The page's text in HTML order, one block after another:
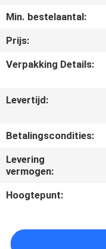
NEEM
CONTACT
OP
VERZOEK
EEN
CITAAT
SITEMAP
PRIVACY
Min. bestelaantal:
Prijs:
Verpakking Details:
Levertijd:
Betalingscondities:
Levering
vermogen:
Hoogtepunt: